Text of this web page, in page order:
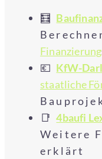
🧮
Finanzierung
💶 KfW-
staatliche
📑4baufi
Weitere
erklärt